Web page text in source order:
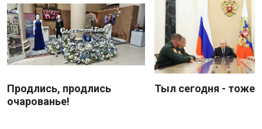
Продлись, продлись
очарованье!
Тыл сегодня - тоже